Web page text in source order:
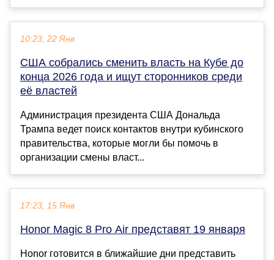
10:23, 22 Янв
США собрались сменить власть на Кубе до
конца 2026 года и ищут сторонников среди
её властей
Администрация президента США Дональда
Трампа ведет поиск контактов внутри кубинского
правительства, которые могли бы помочь в
организации смены власт...
17:23, 15 Янв
Honor Magic 8 Pro Air представят 19 января
Honor готовится в ближайшие дни представить